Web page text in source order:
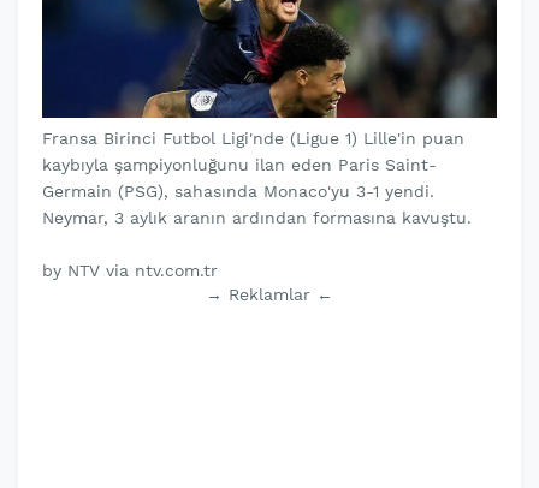
Fransa Birinci Futbol Ligi'nde (Ligue 1) Lille'in puan
kaybıyla şampiyonluğunu ilan eden Paris Saint-
Germain (PSG), sahasında Monaco'yu 3-1 yendi.
Neymar, 3 aylık aranın ardından formasına kavuştu.
by NTV via ntv.com.tr
→ Reklamlar ←